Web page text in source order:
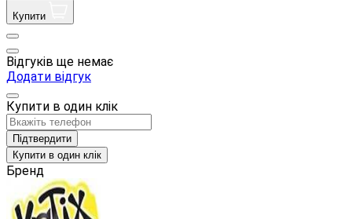
Купити
Відгуків ще немає
Додати відгук
Купити в один клік
Підтвердити
Купити в один клік
Бренд